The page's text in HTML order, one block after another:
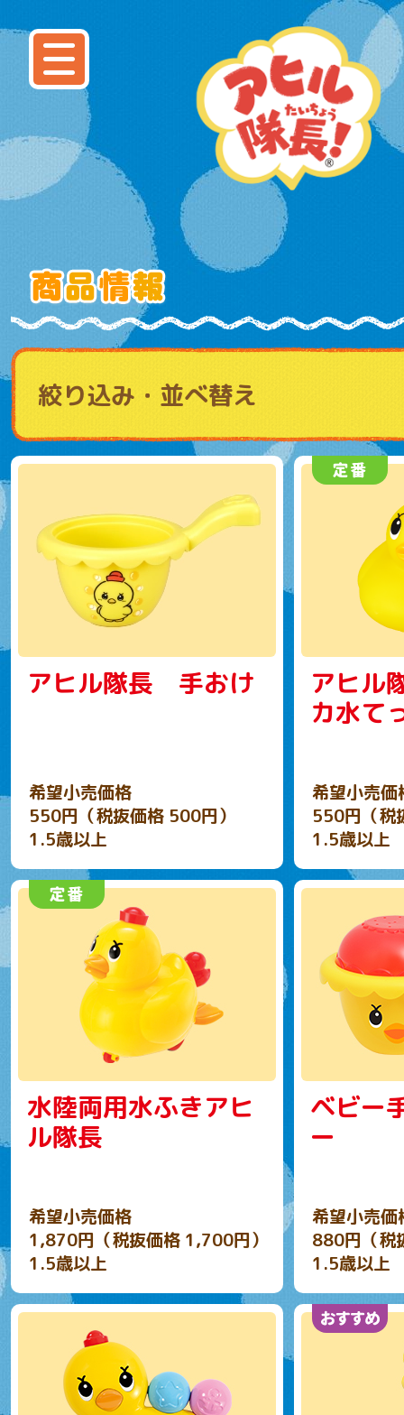
絞り込み・並べ替え
アヒル隊長 手おけ
希望小売価格
550円（税抜価格 500円）
1.5歳以上
アヒル
カ水て
希望小売価
550円（税
1.5歳以上
水陸両用水ふきアヒ
ル隊長
希望小売価格
1,870円（税抜価格 1,700円）
1.5歳以上
ベビー
ー
希望小売価
880円（税
1.5歳以上